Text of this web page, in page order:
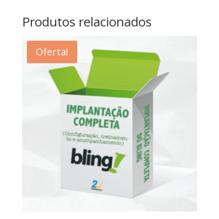
Produtos relacionados
Oferta!